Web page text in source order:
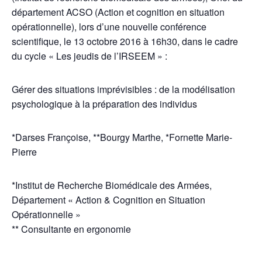
département ACSO (Action et cognition en situation
opérationnelle), lors d’une nouvelle conférence
scientifique, le 13 octobre 2016 à 16h30, dans le cadre
du cycle « Les jeudis de l’IRSEEM » :
Gérer des situations imprévisibles : de la modélisation
psychologique à la préparation des individus
*Darses Françoise, **Bourgy Marthe, *Fornette Marie-
Pierre
*Institut de Recherche Biomédicale des Armées,
Département « Action & Cognition en Situation
Opérationnelle »
** Consultante en ergonomie